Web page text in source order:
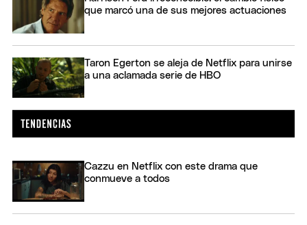
que marcó una de sus mejores actuaciones
Taron Egerton se aleja de Netflix para unirse
a una aclamada serie de HBO
Cazzu en Netflix con este drama que
conmueve a todos